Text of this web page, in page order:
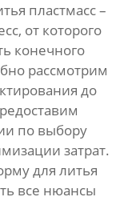
пластмасс–
от которого
конечного
рассмотрим
до
по выбору
затрат.
для литья
все нюансы